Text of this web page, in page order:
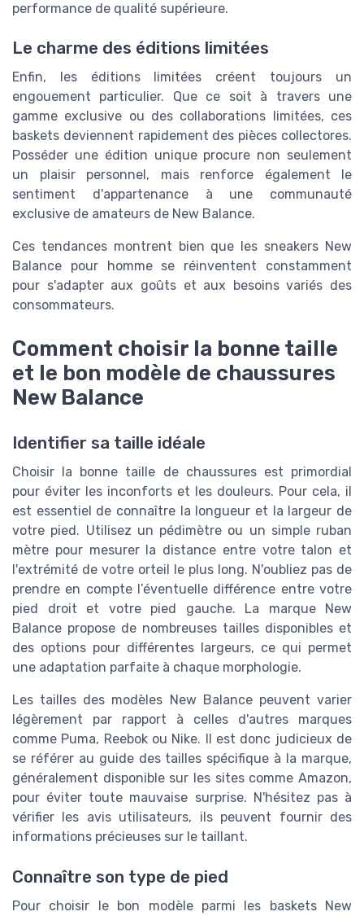
performance de qualité supérieure.
Le charme des éditions limitées
Enfin, les éditions limitées créent toujours un
engouement particulier. Que ce soit à travers une
gamme exclusive ou des collaborations limitées, ces
baskets deviennent rapidement des pièces collectores.
Posséder une édition unique procure non seulement
un plaisir personnel, mais renforce également le
sentiment d'appartenance à une communauté
exclusive de amateurs de New Balance.
Ces tendances montrent bien que les sneakers New
Balance pour homme se réinventent constamment
pour s'adapter aux goûts et aux besoins variés des
consommateurs.
Comment choisir la bonne taille
et le bon modèle de chaussures
New Balance
Identifier sa taille idéale
Choisir la bonne taille de chaussures est primordial
pour éviter les inconforts et les douleurs. Pour cela, il
est essentiel de connaître la longueur et la largeur de
votre pied. Utilisez un pédimètre ou un simple ruban
mètre pour mesurer la distance entre votre talon et
l'extrémité de votre orteil le plus long. N'oubliez pas de
prendre en compte l’éventuelle différence entre votre
pied droit et votre pied gauche. La marque New
Balance propose de nombreuses tailles disponibles et
des options pour différentes largeurs, ce qui permet
une adaptation parfaite à chaque morphologie.
Les tailles des modèles New Balance peuvent varier
légèrement par rapport à celles d'autres marques
comme Puma, Reebok ou Nike. Il est donc judicieux de
se référer au guide des tailles spécifique à la marque,
généralement disponible sur les sites comme Amazon,
pour éviter toute mauvaise surprise. N'hésitez pas à
vérifier les avis utilisateurs, ils peuvent fournir des
informations précieuses sur le taillant.
Connaître son type de pied
Pour choisir le bon modèle parmi les baskets New